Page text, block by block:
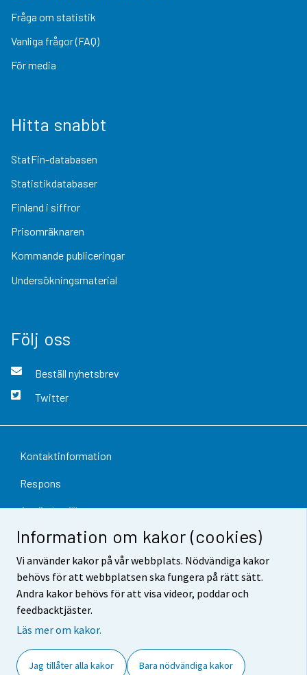
Information om kakor (cookies)
Vi använder kakor på vår webbplats. Nödvändiga kakor
behövs för att webbplatsen ska fungera på rätt sätt.
Andra kakor behövs för att visa videor, poddar och
feedbacktjäster.
Läs mer om kakor.
Jag tillåter alla kakor Bara nödvändiga kakor
Fråga om statistik
Vanliga frågor (FAQ)
För media
Hitta snabbt
StatFin-databasen
Statistikdatabaser
Finland i siffror
Prisomräknaren
Kommande publiceringar
Undersökningsmaterial
Följ oss
Beställ nyhetsbrev
Twitter
Kontaktinformation
Respons
Användarvillkor
Dataskydd
Tillgänglighet
Information om webbplatsen